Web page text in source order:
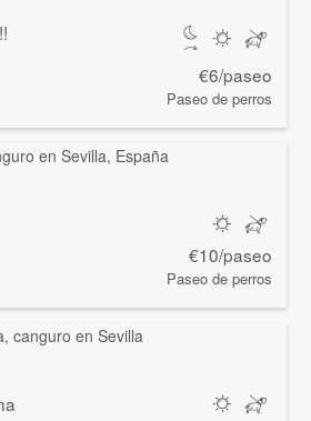
€6/paseo
Paseo de perros
€10/paseo
Paseo de perros